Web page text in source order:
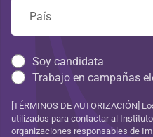
Soy candidata
Trabajo en campañas
[TÉRMINOS DE AUTORIZACIÓN]
utilizados para contactar al Instituto
organizaciones responsables de